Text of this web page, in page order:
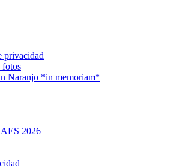
privacidad
fotos
Naranjo *in memoriam*
2026